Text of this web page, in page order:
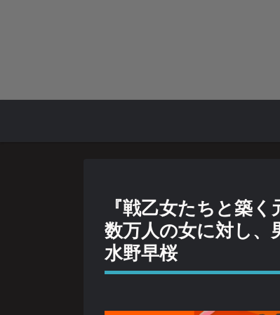
『戦乙女たちと築
数万人の女に対し、
水野早桜